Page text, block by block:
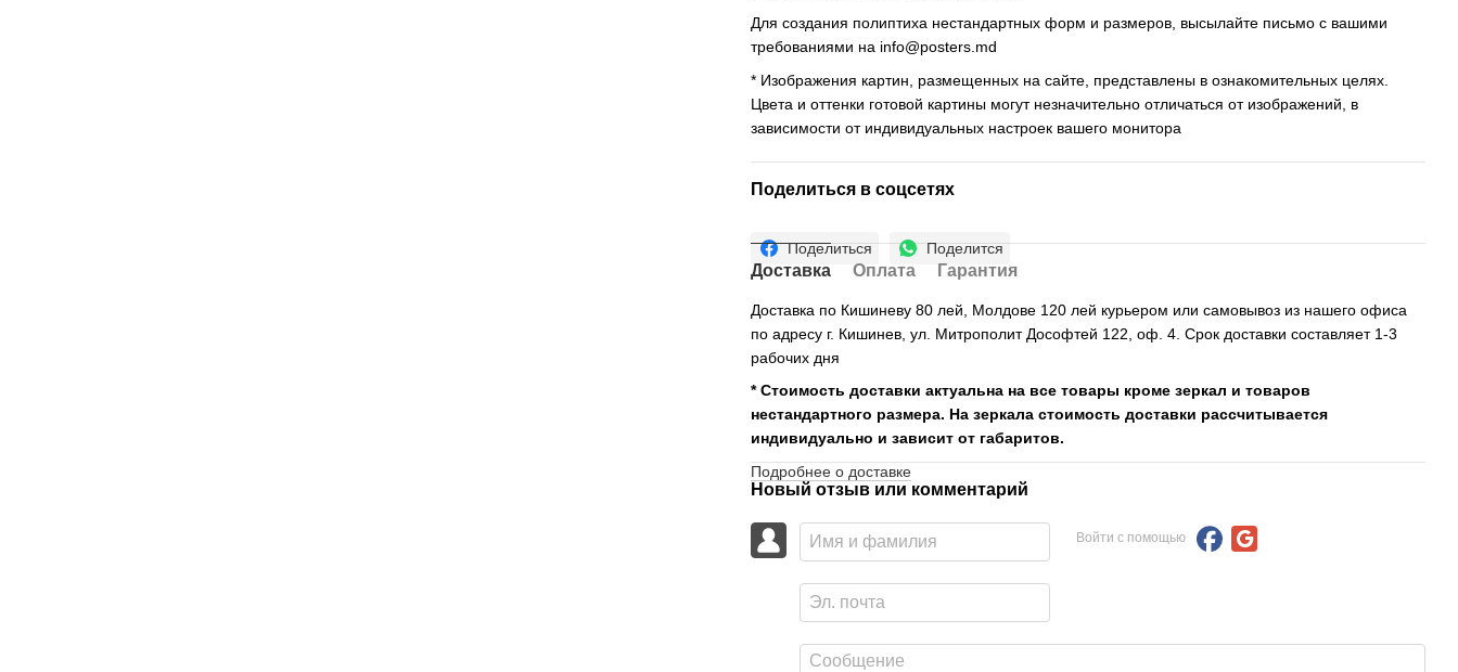
Для создания полиптиха нестандартных форм и размеров, высылайте письмо c вашими
требованиями на info@posters.md
* Изображения картин, размещенных на сайте, представлены в ознакомительных целях.
Цвета и оттенки готовой картины могут незначительно отличаться от изображений, в
зависимости от индивидуальных настроек вашего монитора
Поделиться в соцсетях
Поделиться Поделится
Доставка Оплата Гарантия
Доставка по Кишиневу 80 лей, Молдове 120 лей курьером или самовывоз из нашего офиса
по адресу г. Кишинев, ул. Митрополит Дософтей 122, оф. 4. Срок доставки составляет 1-3
рабочих дня
* Стоимость доставки актуальна на все товары кроме зеркал и товаров
нестандартного размера. На зеркала стоимость доставки рассчитывается
индивидуально и зависит от габаритов.
Подробнее о доставке
Новый отзыв или комментарий
Войти с помощью